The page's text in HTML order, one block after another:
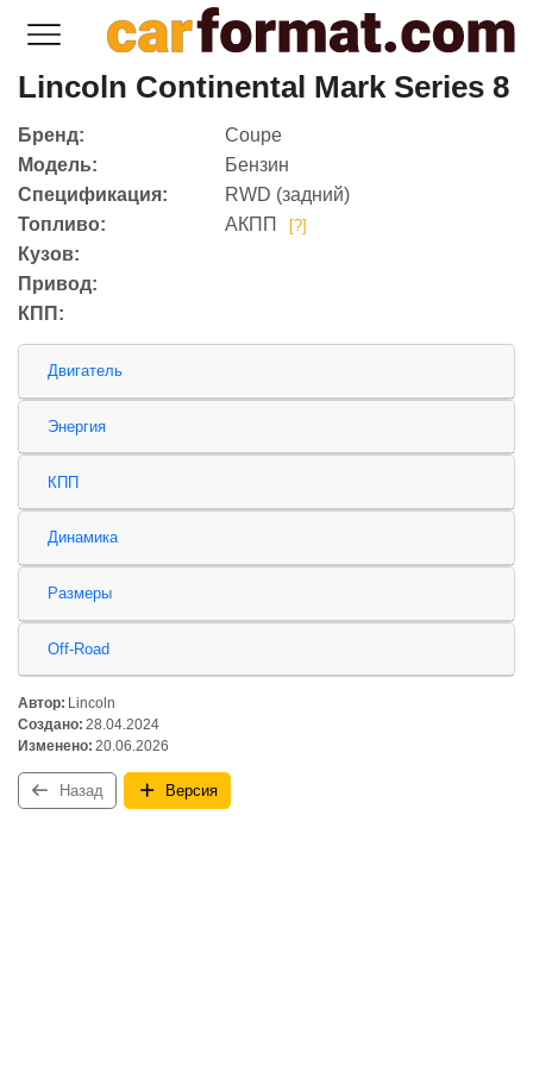
Lincoln Continental Mark Series 8
Бренд:
Модель:
Спецификация:
Топливо:
Кузов:
Привод:
КПП:
Coupe
Бензин
RWD (задний)
АКПП
[?]
Двигатель
Энергия
КПП
Динамика
Размеры
Off-Road
Автор:
Lincoln
Создано: 28.04.2024
Изменено: 20.06.2026
Назад Версия